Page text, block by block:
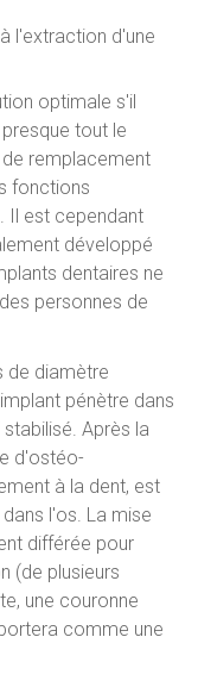
l'extraction d'une
optimale s'il
tout le
de remplacement
fonctions
Il est cependant
développé
dentaires ne
personnes de
de diamètre
pénètre dans
Après la
d'ostéo-
à la dent, est
l'os. La mise
différée pour
(de plusieurs
une couronne
comme une